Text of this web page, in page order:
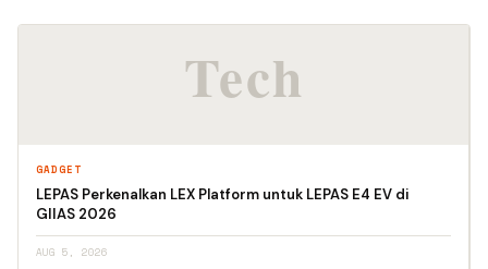
GADGET
LEPAS Perkenalkan LEX Platform untuk LEPAS E4 EV di
GIIAS 2026
AUG 5, 2026